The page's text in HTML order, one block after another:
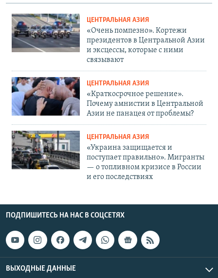
ЦЕНТРАЛЬНАЯ АЗИЯ
«Очень помпезно». Кортежи
президентов в Центральной Азии
и эксцессы, которые с ними
связывают
ЦЕНТРАЛЬНАЯ АЗИЯ
«Краткосрочное решение».
Почему амнистии в Центральной
Азии не панацея от проблемы?
ЦЕНТРАЛЬНАЯ АЗИЯ
«Украина защищается и
поступает правильно». Мигранты
— о топливном кризисе в России
и его последствиях
ПОДПИШИТЕСЬ НА НАС В СОЦСЕТЯХ
ВЫХОДНЫЕ ДАННЫЕ